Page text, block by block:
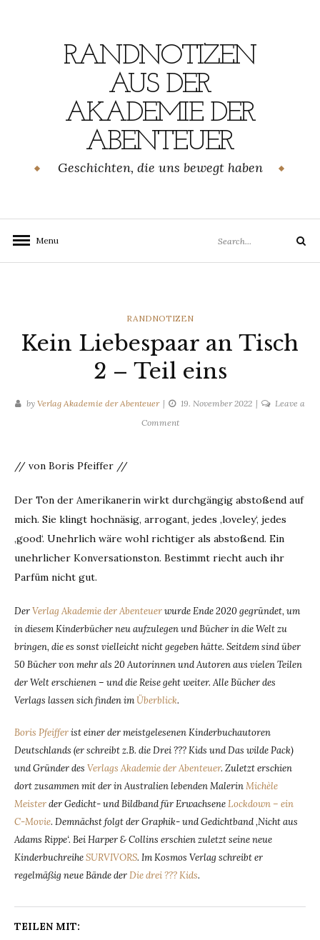
RANDNOTIZEN
AUS DER
AKADEMIE DER
ABENTEUER
Geschichten, die uns bewegt haben
Menu
for:
Search
CATEGORIES
RANDNOTIZEN
Kein Liebespaar an Tisch
2 – Teil eins
by Verlag Akademie der Abenteuer 19. November 2022
Leave a
Commenton
2
–
Teil
eins
// von Boris Pfeiffer //
Der Ton der Amerikanerin wirkt durchgängig abstoßend auf
mich. Sie klingt hochnäsig, arrogant, jedes ‚loveley‘, jedes
‚good‘. Unehrlich wäre wohl richtiger als abstoßend. Ein
unehrlicher Konversationston. Bestimmt riecht auch ihr
Parfüm nicht gut.
DerVerlag Akademie der Abenteuerwurde Ende 2020 gegründet, um
in diesem Kinderbücher neu aufzulegen und Bücher in die Welt zu
bringen, die es sonst vielleicht nicht gegeben hätte. Seitdem sind über
50 Bücher von mehr als 20 Autorinnen und Autoren aus vielen Teilen
der Welt erschienen – und die Reise geht weiter. Alle Bücher des
Verlags lassen sich finden imÜberblick.
Boris Pfeifferist einer der meistgelesenen Kinderbuchautoren
Deutschlands (er schreibt z.B. die Drei ??? Kids und Das wilde Pack)
und Gründer des Verlags Akademie der Abenteuer. Zuletzt erschien
dort zusammen mit der in Australien lebenden MalerinMichèle
Meisterder Gedicht- und Bildband für ErwachseneLockdown – ein
C-Movie. Demnächst folgt der Graphik- und Gedichtband ‚Nicht aus
Adams Rippe‘. Bei Harper & Collins erschien zuletzt seine neue
KinderbuchreiheSURVIVORS. Im Kosmos Verlag schreibt er
regelmäßig neue Bände derDie drei ??? Kids.
TEILEN MIT: